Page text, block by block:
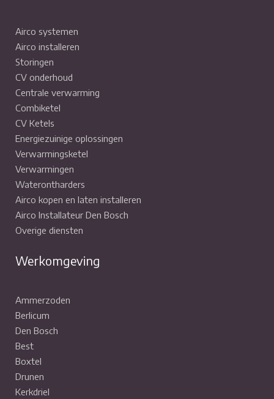
Airco systemen
Airco installeren
Storingen
CV onderhoud
Centrale verwarming
Combiketel
CV Ketels
Energiezuinige oplossingen
Verwarmingsketel
Verwarmingen
Waterontharders
Airco kopen en laten installeren
Airco Installateur Den Bosch
Overige diensten
Werkomgeving
Ammerzoden
Berlicum
Den Bosch
Best
Boxtel
Drunen
Kerkdriel